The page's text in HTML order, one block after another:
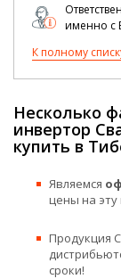
именно с
К полному
Несколько
инвертор
купить в
Являемся
цены на
Продукция
сроки!